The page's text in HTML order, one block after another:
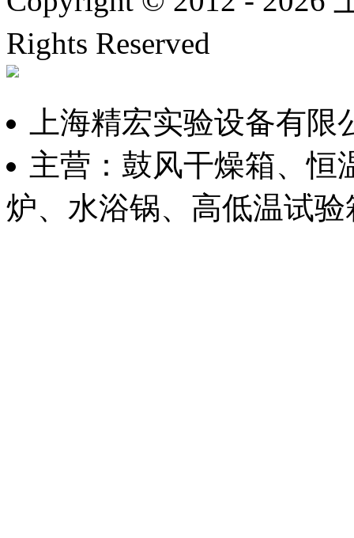
Rights Reserved
上海精宏实验设备有限
主营：鼓风干燥箱、恒
炉、水浴锅、高低温试验